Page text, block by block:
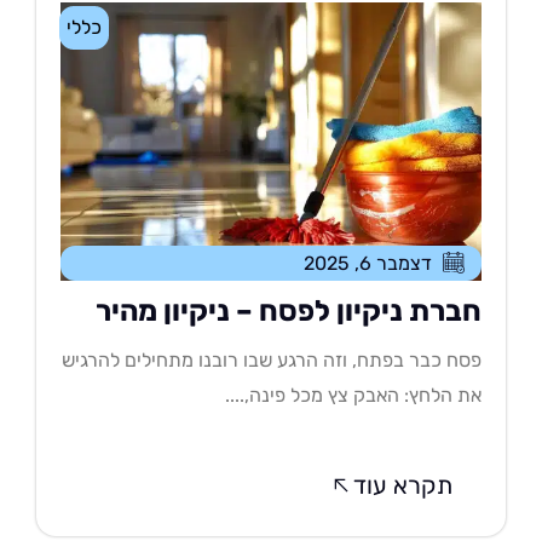
כללי
דצמבר 6, 2025
ניקיון לפסח – ניקיון מהיר
כבר בפתח, וזה הרגע שבו רובנו מתחילים להרגיש
הלחץ: האבק צץ מכל פינה,....
תקרא עוד